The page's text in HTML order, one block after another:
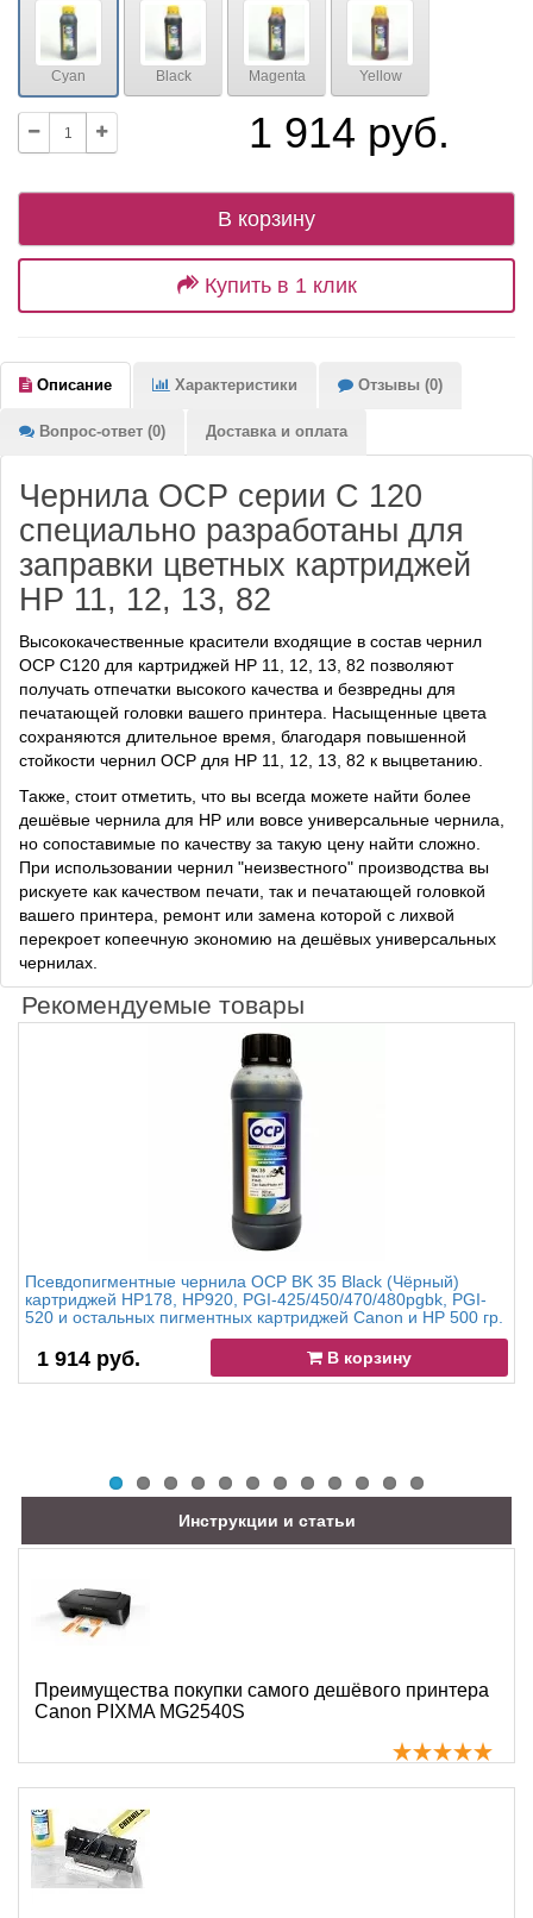
Cyan Black Magenta Yellow
1 914 руб.
В корзину
Купить в 1 клик
Описание Характеристики Отзывы (0)
Вопрос-ответ (0) Доставка и оплата
Чернила OCP серии C 120
специально разработаны для
заправки цветных картриджей
HP 11, 12, 13, 82
Высококачественные красители входящие в состав чернил
OCP C120 для картриджей HP 11, 12, 13, 82 позволяют
получать отпечатки высокого качества и безвредны для
печатающей головки вашего принтера. Насыщенные цвета
сохраняются длительное время, благодаря повышенной
стойкости чернил OCP для HP 11, 12, 13, 82 к выцветанию.
Также, стоит отметить, что вы всегда можете найти более
дешёвые чернила для HP или вовсе универсальные чернила,
но сопоставимые по качеству за такую цену найти сложно.
При использовании чернил "неизвестного" производства вы
рискуете как качеством печати, так и печатающей головкой
вашего принтера, ремонт или замена которой с лихвой
перекроет копеечную экономию на дешёвых универсальных
чернилах.
Рекомендуемые товары
Псевдопигментные чернила OCP BK 35 Black (Чёрный)
картриджей HP178, HP920, PGI-425/450/470/480pgbk, PGI-
520 и остальных пигментных картриджей Canon и HP 500 гр.
1 914 руб. В корзину
Инструкции и статьи
Преимущества покупки самого дешёвого принтера
Canon PIXMA MG2540S